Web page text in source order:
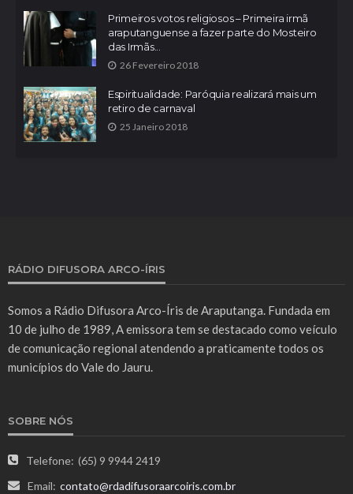
Primeiros votos religiosos – Primeira irmã
araputanguense a fazer parte do Mosteiro
das Irmãs...
26 Fevereiro 2018
Espiritualidade: Paróquia realizará mais um
retiro de carnaval
25 Janeiro 2018
RÁDIO DIFUSORA ARCO-ÍRIS
Somos a Rádio Difusora Arco-Íris de Araputanga. Fundada em
10 de julho de 1989, A emissora tem se destacado como veículo
de comunicação regional atendendo a praticamente todos os
municípios do Vale do Jauru.
SOBRE NÓS
Telefone: (65) 9 9944 2419
Email: contato@rdadifusoraarcoiris.com.br